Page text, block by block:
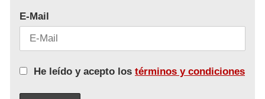
E-Mail
He leído y acepto los términos y condiciones